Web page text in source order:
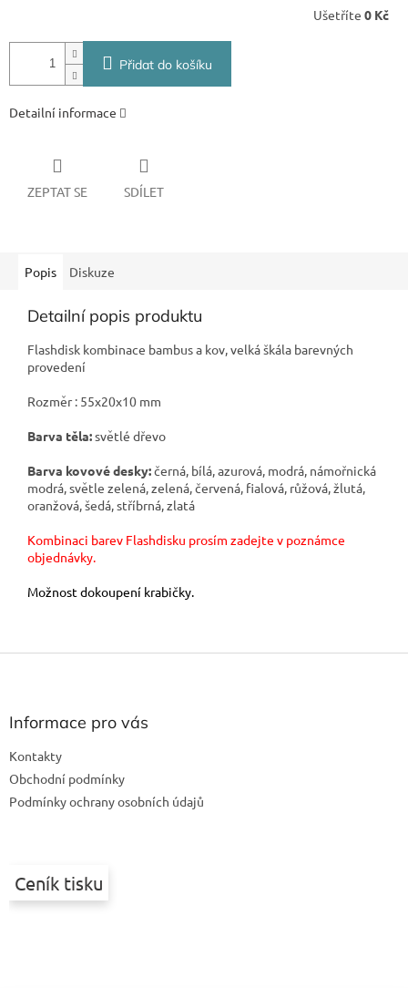
Ušetříte 0 Kč
Přidat do košíku
Detailní informace
ZEPTAT SE SDÍLET
Popis Diskuze
Detailní popis produktu
Flashdisk kombinace bambus a kov, velká škála barevných
provedení
Rozměr : 55x20x10 mm
Barva těla:světlé dřevo
Barva kovové desky:černá, bílá, azurová, modrá, námořnická
modrá, světle zelená, zelená, červená, fialová, růžová, žlutá,
oranžová, šedá, stříbrná, zlatá
Kombinaci barev Flashdisku prosím zadejte v poznámce
objednávky.
Možnost dokoupení krabičky.
Informace pro vás
Kontakty
Obchodní podmínky
Podmínky ochrany osobních údajů
Ceník tisku